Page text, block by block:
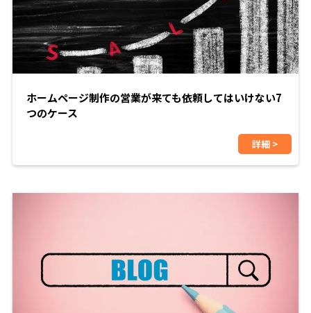
ホームページ制作の営業が来ても依頼してはいけない7
つのケース
詳細 >